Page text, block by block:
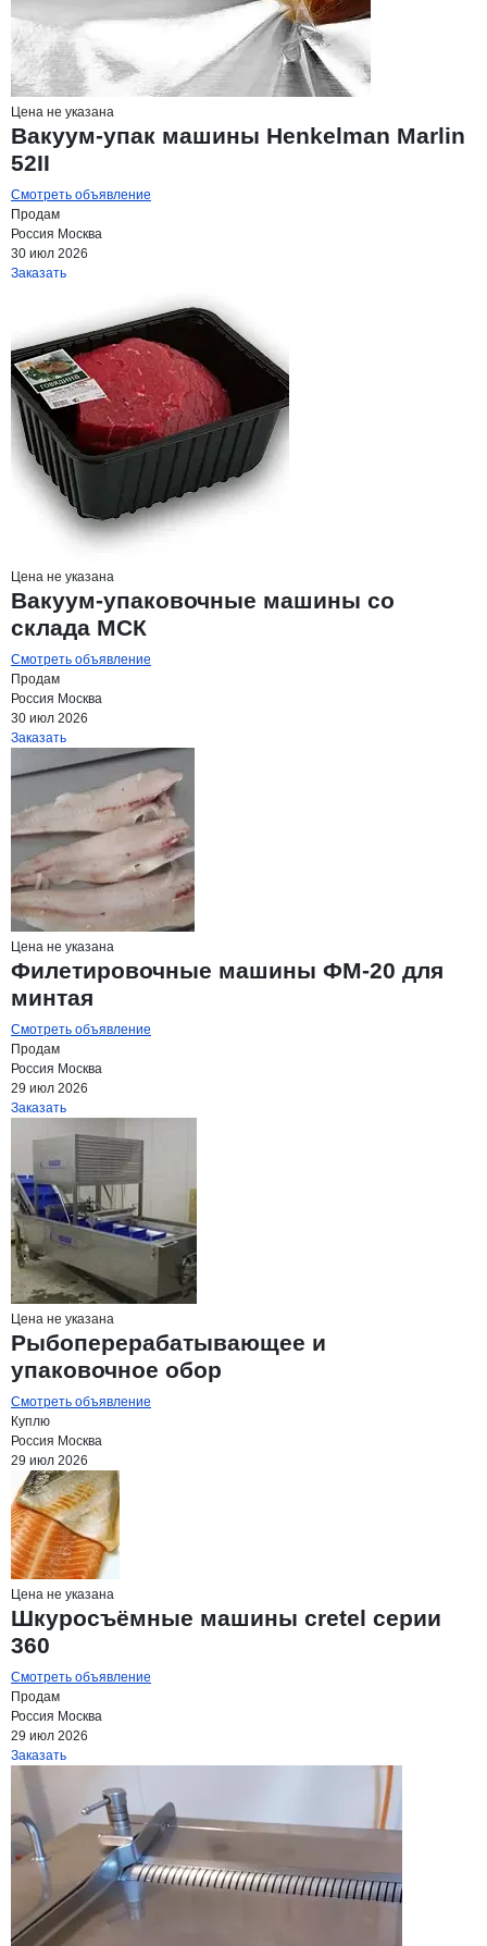
Цена не указана
Вакуум-упак машины Henkelman Marlin
52II
Смотреть объявление
Продам
Россия Москва
30 июл 2026
Заказать
Цена не указана
Вакуум-упаковочные машины со
склада МСК
Смотреть объявление
Продам
Россия Москва
30 июл 2026
Заказать
Цена не указана
Филетировочные машины ФМ-20 для
минтая
Смотреть объявление
Продам
Россия Москва
29 июл 2026
Заказать
Цена не указана
Рыбоперерабатывающее и
упаковочное обор
Смотреть объявление
Куплю
Россия Москва
29 июл 2026
Цена не указана
Шкуросъёмные машины сretel серии
360
Смотреть объявление
Продам
Россия Москва
29 июл 2026
Заказать